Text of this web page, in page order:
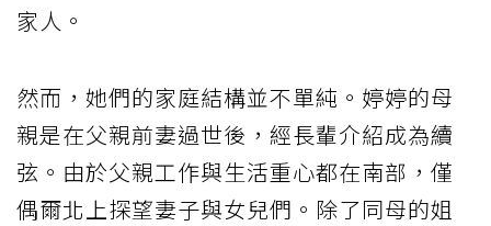
家人。
然而，她們的家庭結構並不單純。婷婷的母
親是在父親前妻過世後，經長輩介紹成為續
弦。由於父親工作與生活重心都在南部，僅
偶爾北上探望妻子與女兒們。除了同母的姐